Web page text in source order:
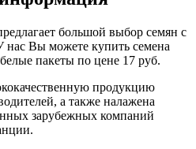
большой выбор семян с
нас Вы можете купить семена
пакеты по цене 17 руб.
продукцию
а также налажена
зарубежных компаний